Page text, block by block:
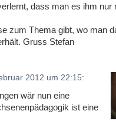
dass man es ihm nur
zum Thema gibt, wo man
Gruss Stefan
2012 um 22:15:
wär nun eine
ist eine